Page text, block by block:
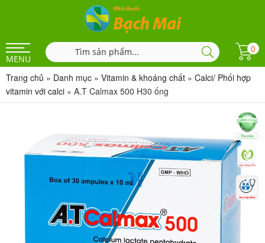
MENU
0
Trang chủ » Danh mục » Vitamin & khoáng chất » Calci/ Phối hợp
vitamin với calci » A.T Calmax 500 H30 ống